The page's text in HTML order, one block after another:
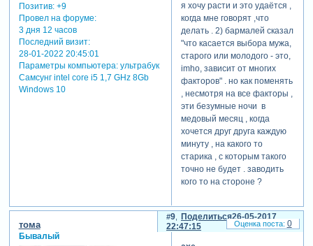
Позитив: +9
Провел на форуме:
3 дня 12 часов
Последний визит:
28-01-2022 20:45:01
Параметры компьютера:ультрабук
Самсунг intel core i5 1,7 GHz 8Gb
Windows 10
я хочу расти и это удаётся ,
когда мне говорят ,что
делать . 2) бармалей сказал
"что касается выбора мужа,
старого или молодого - это,
imho, зависит от многих
факторов" . но как поменять
, несмотря на все факторы ,
эти безумные ночи в
медовый месяц , когда
хочется друг друга каждую
минуту , на какого то
старика , с которым такого
точно не будет . заводить
кого то на стороне ?
Поделиться
9
26-05-2017
22:47:15
тома
Бывалый
0